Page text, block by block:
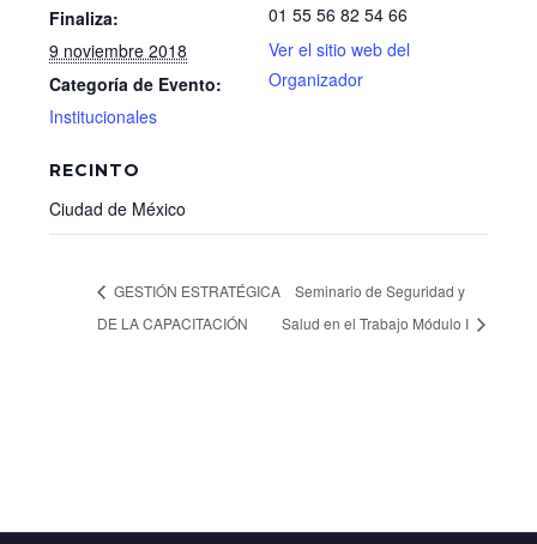
Finaliza:
9 noviembre 2018
Categoría de Evento:
Institucionales
RECINTO
Ciudad de México
01 55 56 82 54 66
Ver el sitio web del
Organizador
GESTIÓN ESTRATÉGICA
DE LA CAPACITACIÓN
Seminario de Seguridad y
Salud en el Trabajo Módulo I